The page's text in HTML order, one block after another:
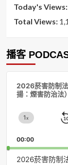
Today's Views:
Total Views:
播客
2026菸害防制
揚：煙害防治法
Change
Rate
1x
00:00
2026菸害防制